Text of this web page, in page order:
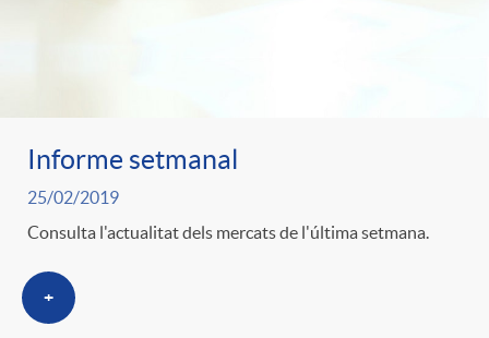
g
o
r
Informe setmanal
25/02/2019
Consulta l'actualitat dels mercats de l'última setmana.
+